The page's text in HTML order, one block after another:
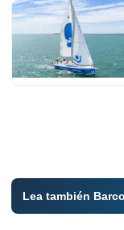
Lea también